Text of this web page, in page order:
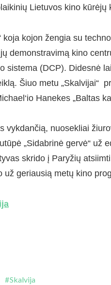
Lietuvos kino
koja kojon žengia su
demonstravimą kino
sistema (DCP). Didesnė
Šiuo metu „Skalvijai“
Hanekes „Baltas
vykdančią, nuosekliai
„Sidabrinė gervė“ už
skrido į Paryžių
geriausią metų kino
Skalvija